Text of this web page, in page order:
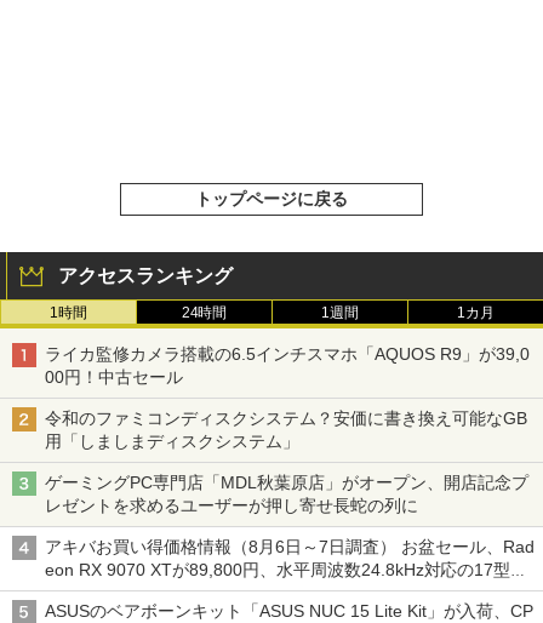
トップページに戻る
アクセスランキング
1時間 24時間 1週間 1カ月
ライカ監修カメラ搭載の6.5インチスマホ「AQUOS R9」が39,0
00円！中古セール
令和のファミコンディスクシステム？安価に書き換え可能なGB
用「しましまディスクシステム」
ゲーミングPC専門店「MDL秋葉原店」がオープン、開店記念プ
レゼントを求めるユーザーが押し寄せ長蛇の列に
アキバお買い得価格情報（8月6日～7日調査） お盆セール、Rad
eon RX 9070 XTが89,800円、水平周波数24.8kHz対応の17型モ
ニターが9,801円、暑さ指数連動セール ほか
ASUSのベアボーンキット「ASUS NUC 15 Lite Kit」が入荷、CP